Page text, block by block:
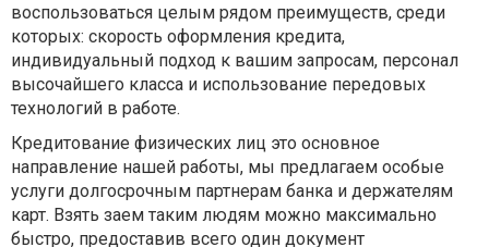
воспользоваться целым рядом преимуществ, среди
которых: скорость оформления кредита,
индивидуальный подход к вашим запросам, персонал
высочайшего класса и использование передовых
технологий в работе.
Кредитование физических лиц это основное
направление нашей работы, мы предлагаем особые
услуги долгосрочным партнерам банка и держателям
карт. Взять заем таким людям можно максимально
быстро, предоставив всего один документ